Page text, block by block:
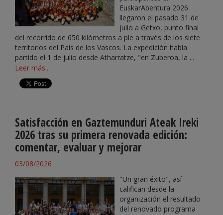
EuskarAbentura 2026
llegaron el pasado 31 de
julio a Getxo, punto final
del recorrido de 650 kilómetros a pìe a través de los siete
territorios del País de los Vascos. La expedición había
partido el 1 de julio desde Atharratze, "en Zuberoa, la ...
Leer más...
Satisfacción en Gaztemunduri Ateak Ireki
2026 tras su primera renovada edición:
comentar, evaluar y mejorar
03/08/2026
"Un gran éxito", así
califican desde la
organización el resultado
del renovado programa